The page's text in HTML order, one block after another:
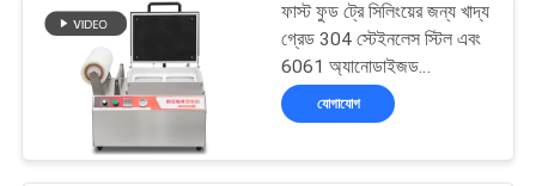
ফাস্ট ফুড ট্রে সিলিংয়ের জন্য খাদ্য
গ্রেড 304 স্টেইনলেস স্টিল এবং
6061 অ্যানোডাইজড
অ্যালুমিনিয়াম ছাঁচ সহ হ্যান্ড
প্রেসড ভ্যাকুয়াম স্কিন সিলিং
যোগাযোগ